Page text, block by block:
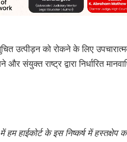
उत्पीड़न को रोकने के लिए
संयुक्त राष्ट्र द्वारा निर्धारित
हाईकोर्ट के इस निष्कर्ष में हस्तक्षेप